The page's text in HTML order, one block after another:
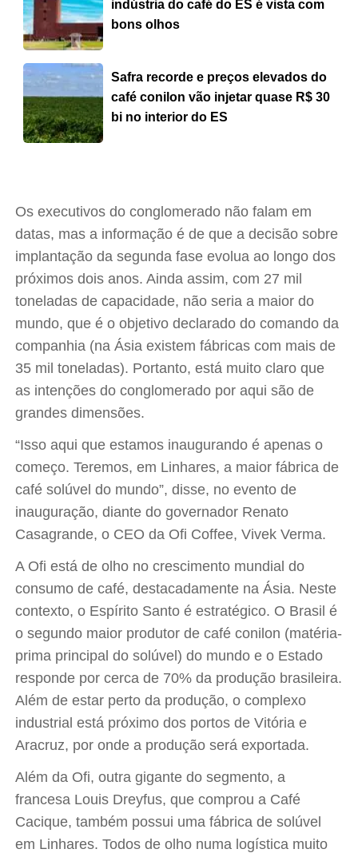
indústria do café do ES é vista com
bons olhos
Safra recorde e preços elevados do
café conilon vão injetar quase R$ 30
bi no interior do ES
Os executivos do conglomerado não falam em
datas, mas a informação é de que a decisão sobre
implantação da segunda fase evolua ao longo dos
próximos dois anos. Ainda assim, com 27 mil
toneladas de capacidade, não seria a maior do
mundo, que é o objetivo declarado do comando da
companhia (na Ásia existem fábricas com mais de
35 mil toneladas). Portanto, está muito claro que
as intenções do conglomerado por aqui são de
grandes dimensões.
“Isso aqui que estamos inaugurando é apenas o
começo. Teremos, em Linhares, a maior fábrica de
café solúvel do mundo”, disse, no evento de
inauguração, diante do governador Renato
Casagrande, o CEO da Ofi Coffee, Vivek Verma.
A Ofi está de olho no crescimento mundial do
consumo de café, destacadamente na Ásia. Neste
contexto, o Espírito Santo é estratégico. O Brasil é
o segundo maior produtor de café conilon (matéria-
prima principal do solúvel) do mundo e o Estado
responde por cerca de 70% da produção brasileira.
Além de estar perto da produção, o complexo
industrial está próximo dos portos de Vitória e
Aracruz, por onde a produção será exportada.
Além da Ofi, outra gigante do segmento, a
francesa Louis Dreyfus, que comprou a Café
Cacique, também possui uma fábrica de solúvel
em Linhares. Todos de olho numa logística muito